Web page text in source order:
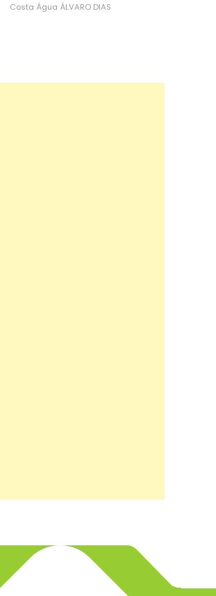
Costa Água ÁLVARO DIAS